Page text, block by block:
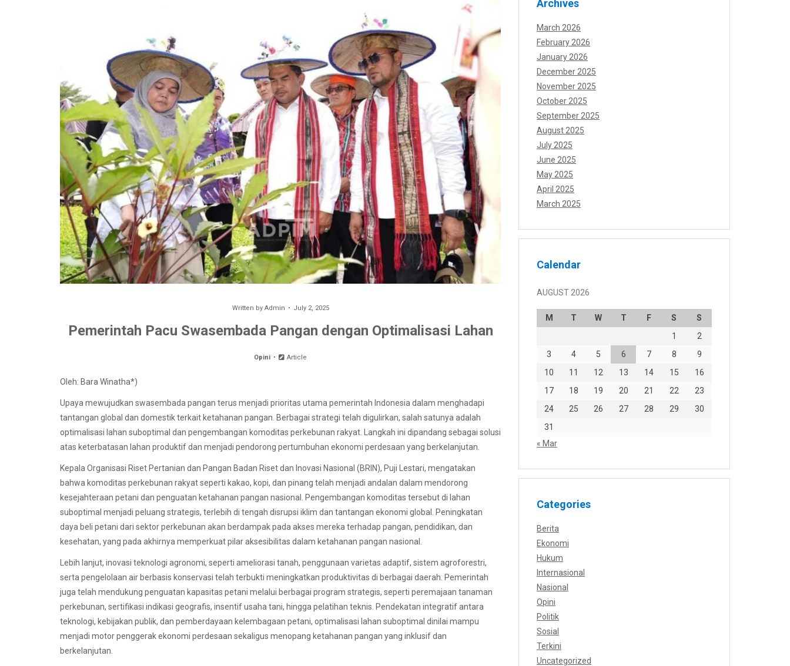
Written by Admin July 2, 2025
Pemerintah Pacu Swasembada Pangan dengan Optimalisasi Lahan
Opini Article
Oleh: Bara Winatha*)
Upaya mewujudkan swasembada pangan terus menjadi prioritas utama pemerintah Indonesia dalam menghadapi
tantangan global dan domestik terkait ketahanan pangan. Berbagai strategi telah digulirkan, salah satunya adalah
optimalisasi lahan suboptimal dan pengembangan komoditas perkebunan rakyat. Langkah ini dipandang sebagai solusi
atas keterbatasan lahan produktif dan menjadi pendorong pertumbuhan ekonomi perdesaan yang berkelanjutan.
Kepala Organisasi Riset Pertanian dan Pangan Badan Riset dan Inovasi Nasional (BRIN), Puji Lestari, mengatakan
bahwa komoditas perkebunan rakyat seperti kakao, kopi, dan pinang telah menjadi andalan dalam mendorong
kesejahteraan petani dan penguatan ketahanan pangan nasional. Pengembangan komoditas tersebut di lahan
suboptimal menjadi peluang strategis, terlebih di tengah disrupsi iklim dan tantangan ekonomi global. Peningkatan
daya beli petani dari sektor perkebunan akan berdampak pada akses mereka terhadap pangan, pendidikan, dan
kesehatan, yang pada akhirnya memperkuat pilar aksesibilitas dalam ketahanan pangan nasional.
Lebih lanjut, inovasi teknologi agronomi, seperti ameliorasi tanah, penggunaan varietas adaptif, sistem agroforestri,
serta pengelolaan air berbasis konservasi telah terbukti meningkatkan produktivitas di berbagai daerah. Pemerintah
juga telah mendukung penguatan kapasitas petani melalui berbagai program strategis, seperti peremajaan tanaman
perkebunan, sertifikasi indikasi geografis, insentif usaha tani, hingga pelatihan teknis. Pendekatan integratif antara
teknologi, kebijakan publik, dan pemberdayaan kelembagaan petani, optimalisasi lahan suboptimal dinilai mampu
menjadi motor penggerak ekonomi perdesaan sekaligus menopang ketahanan pangan yang inklusif dan
berkelanjutan.
Archives
March 2026
February 2026
January 2026
December 2025
November 2025
October 2025
September 2025
August 2025
July 2025
June 2025
May 2025
April 2025
March 2025
Calendar
AUGUST 2026
M T W T F S
S
1
2
3
4 5 6 7 8
9
10
11 12 13 14 15
16
17
18 19 20 21 22
23
24
25 26 27 28 29
30
31
« Mar
Categories
Berita
Ekonomi
Hukum
Internasional
Nasional
Opini
Politik
Sosial
Terkini
Uncategorized